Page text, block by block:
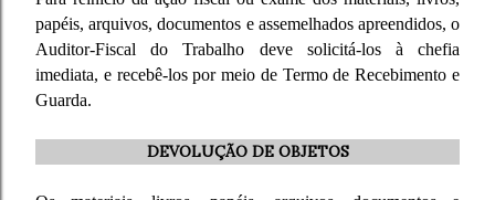
papéis, arquivos, documentos e assemelhados apreendidos, o
Auditor-Fiscal do Trabalho deve solicitá-los à chefia
imediata, e recebê-los por meio de Termo de Recebimento e
Guarda.
DEVOLUÇÃO DE OBJETOS